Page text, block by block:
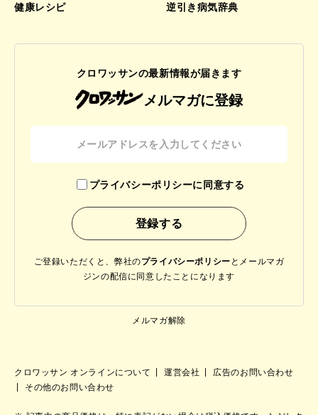
健康レシピ
逆引き病気辞典
クロワッサンの最新情報が届きます
メルマガに登録
プライバシーポリシーに同意する
ご登録いただくと、弊社のプライバシーポリシー と メールマガ
ジンの配信に同意したことになります
メルマガ解除
クロワッサン オンラインについて 運営会社
広告のお問い合わせ
その他のお問い合わせ